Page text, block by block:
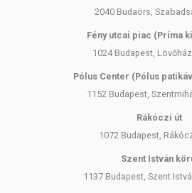
2040 Budaörs,
Fény utcai piac (Príma
1024 Budapest,
Pólus Center (Pólus
1152 Budapest,
Rákóczi út
1072 Budapest,
Szent István
1137 Budapest, Szent